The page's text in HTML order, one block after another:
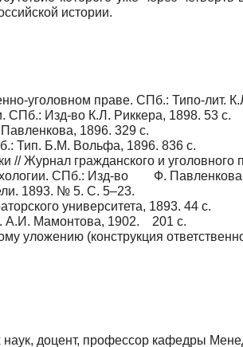
истории.
уголовном праве. СПб.: Типо-лит.
СПб.: Изд-во К.Л. Риккера, 1898. 53 с.
1896. 329 с.
Тип. Б.М. Вольфа, 1896. 836 с.
// Журнал гражданского и уголовного
СПб.: Изд-во Ф.
1893. № 5. С. 5–23.
университета, 1893. 44 с.
А.И. Мамонтова, 1902. 201 с.
уложению (конструкция
наук, доцент, профессор кафедры